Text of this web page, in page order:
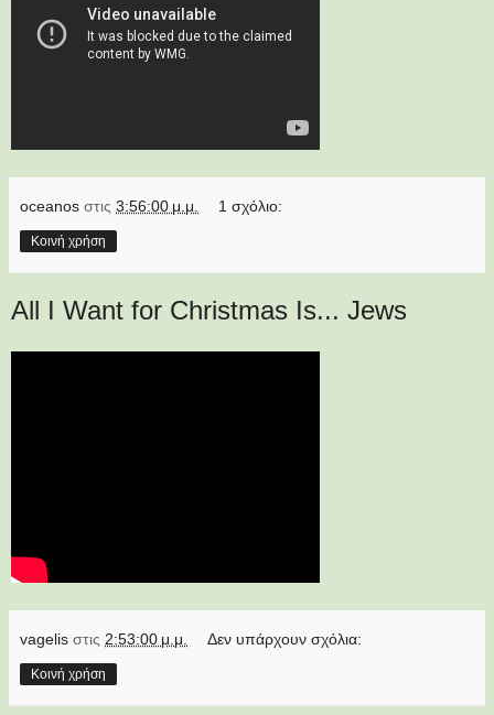
oceanos στις 3:56:00 μ.μ. 1 σχόλιο:
Κοινή χρήση
All I Want for Christmas Is... Jews
vagelis στις 2:53:00 μ.μ. Δεν υπάρχουν σχόλια:
Κοινή χρήση